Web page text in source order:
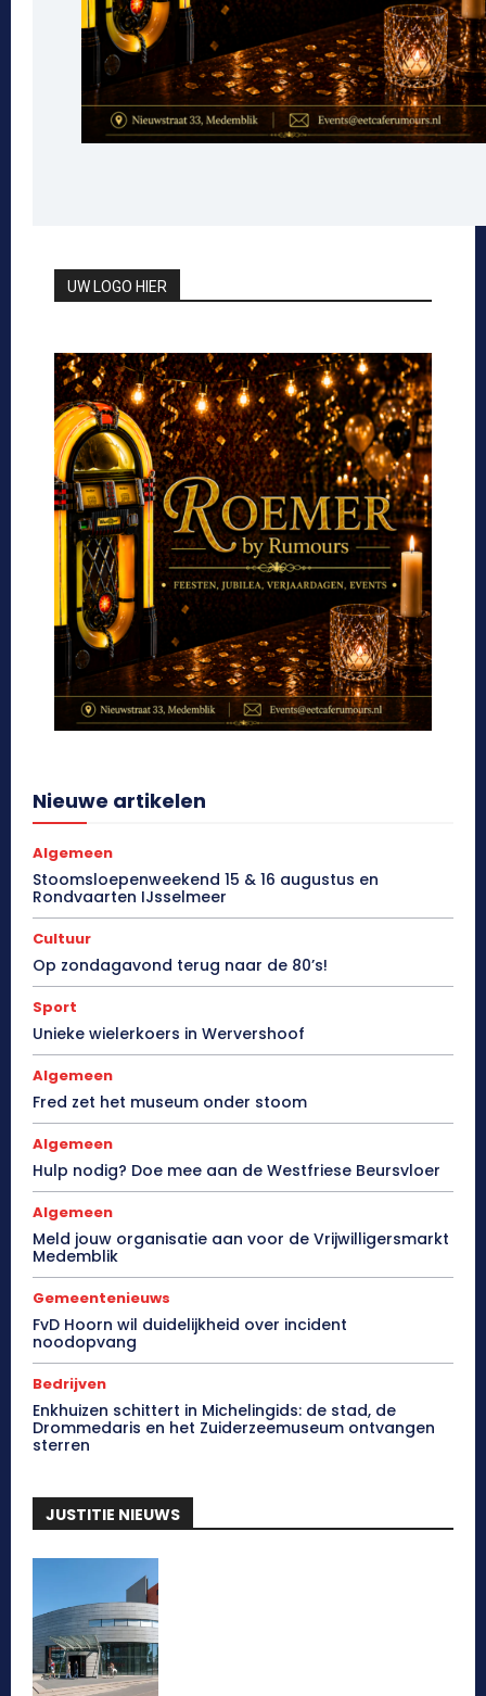
UW LOGO HIER
Nieuwe artikelen
Algemeen
Stoomsloepenweekend 15 & 16 augustus en
Rondvaarten IJsselmeer
Cultuur
Op zondagavond terug naar de 80’s!
Sport
Unieke wielerkoers in Wervershoof
Algemeen
Fred zet het museum onder stoom
Algemeen
Hulp nodig? Doe mee aan de Westfriese Beursvloer
Algemeen
Meld jouw organisatie aan voor de Vrijwilligersmarkt
Medemblik
Gemeentenieuws
FvD Hoorn wil duidelijkheid over incident
noodopvang
Bedrijven
Enkhuizen schittert in Michelingids: de stad, de
Drommedaris en het Zuiderzeemuseum ontvangen
sterren
JUSTITIE NIEUWS